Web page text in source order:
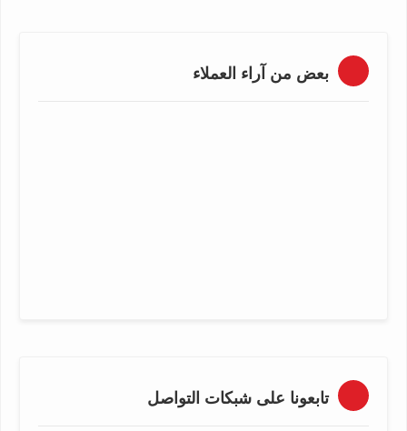
بعض من آراء العملاء
تابعونا على شبكات التواصل